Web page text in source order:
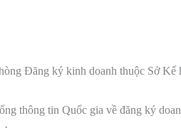
Đăng ký kinh doanh thuộc Sở
thông tin Quốc gia về đăng ký